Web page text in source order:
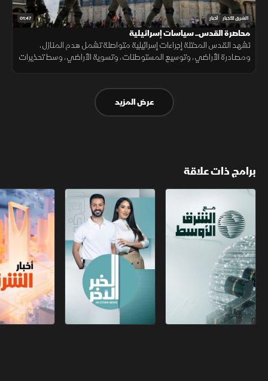
01:47 الشرق للأخبار أخبار
محاصرة القدس.. سياسات إسرائيلية
تشهد القدس المحتلة إجراءات إسرائيلية متواصلة تشمل هدم المنازل،
ومصادرة الأراضي، وتوسيع المستوطنات، وتسوية الأراضي، وسط تحذيرات
عرض المزيد
برامج ذات علاقة
مع الشرق الأوسط الخبر الآخر أخبار الشرق